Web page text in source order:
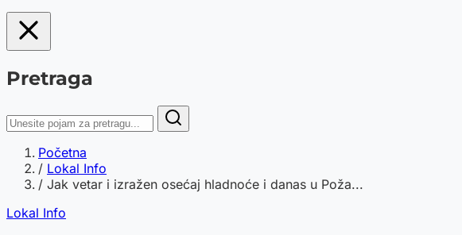
Pretraga
Početna
/ Lokal Info
/ Jak vetar i izražen osećaj hladnoće i danas u Poža...
Lokal Info